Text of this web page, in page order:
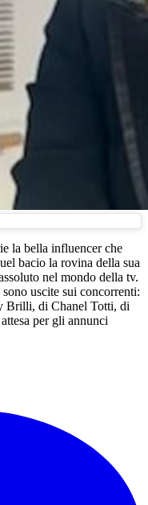
la bella influencer che
bacio la rovina della sua
nel mondo della tv.
uscite sui concorrenti:
Brilli, di Chanel Totti, di
per gli annunci